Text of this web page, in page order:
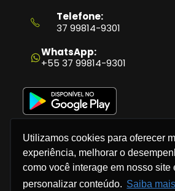
Utilizamos cookies para oferecer
experiência, melhorar o
como você interage em nosso site
personalizar conteúdo. Saiba mais
Telefone:
37 99814-9301
em
seu
aplicativo
WhatsApp:
+55 37 99814-9301
Política de Privacidade